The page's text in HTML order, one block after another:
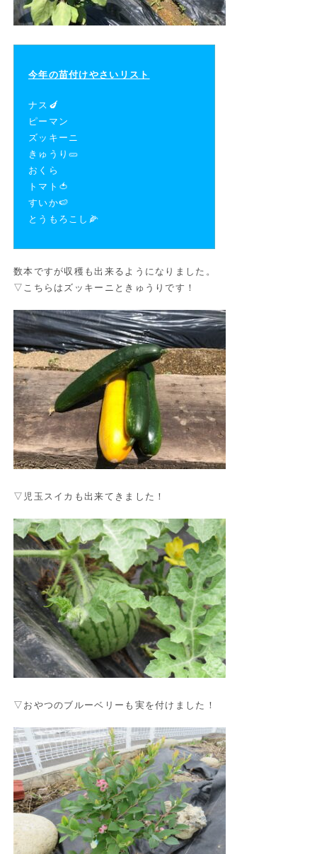
今年の苗付けやさいリスト
ナス🍆
ピーマン
ズッキーニ
きゅうり🥒
おくら
トマト🍅
すいか🍉
とうもろこし🌽
数本ですが収穫も出来るようになりました。
▽こちらはズッキーニときゅうりです！
▽児玉スイカも出来てきました！
▽おやつのブルーベリーも実を付けました！